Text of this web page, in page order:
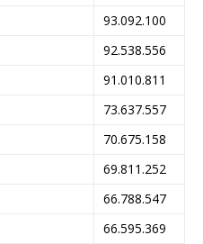
93.092.100
92.538.556
91.010.811
73.637.557
70.675.158
69.811.252
66.788.547
66.595.369